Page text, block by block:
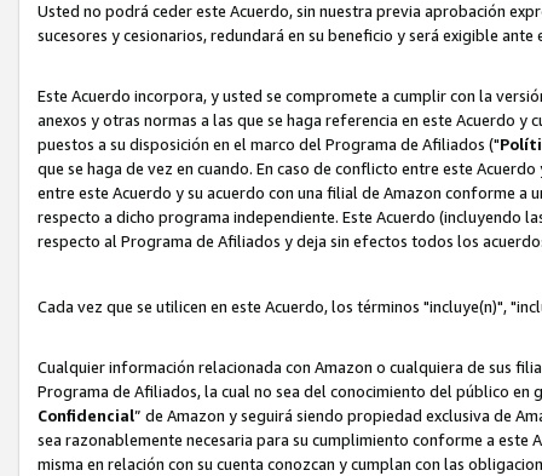
Usted no podrá ceder este Acuerdo, sin nuestra previa aprobación
sucesores y cesionarios, redundará en su beneficio y será exigible
Este Acuerdo incorpora, y usted se compromete a cumplir con la
anexos y otras normas a las que se haga referencia en este Acuerdo
puestos a su disposición en el marco del Programa de Afiliados ("
que se haga de vez en cuando. En caso de conflicto entre este
entre este Acuerdo y su acuerdo con una filial de Amazon conforme
respecto a dicho programa independiente. Este Acuerdo (incluyendo
respecto al Programa de Afiliados y deja sin efectos todos los
Cada vez que se utilicen en este Acuerdo, los términos "incluye(n)",
Cualquier información relacionada con Amazon o cualquiera de sus
Programa de Afiliados, la cual no sea del conocimiento del público
Confidencial” de Amazon y seguirá siendo propiedad exclusiva de
sea razonablemente necesaria para su cumplimiento conforme a
misma en relación con su cuenta conozcan y cumplan con las